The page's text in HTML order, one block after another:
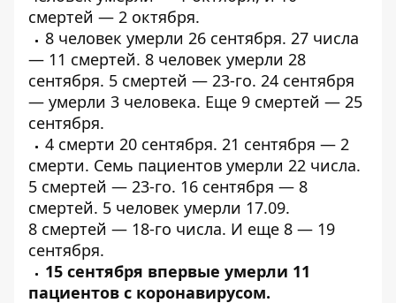
смертей — 2 октября.
8 человек умерли 26 сентября. 27 числа
— 11 смертей. 8 человек умерли 28
сентября. 5 смертей — 23-го. 24 сентября
— умерли 3 человека. Еще 9 смертей — 25
сентября.
4 смерти 20 сентября. 21 сентября — 2
смерти. Семь пациентов умерли 22 числа.
5 смертей — 23-го. 16 сентября — 8
смертей. 5 человек умерли 17.09.
8 смертей — 18-го числа. И еще 8 — 19
сентября.
15 сентября впервые умерли 11
пациентов с коронавирусом.